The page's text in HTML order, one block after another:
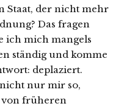
Staat, der nicht mehr
Das fragen
ich mich mangels
ständig und komme
deplaziert.
nur mir so,
von früheren